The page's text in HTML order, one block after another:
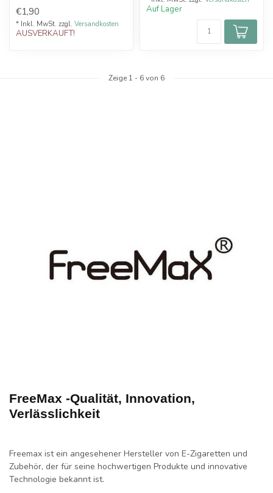
€1,90
* Inkl. MwSt. zzgl. Versandkosten
AUSVERKAUFT!
Auf Lager
Zeige 1 - 6von 6
FreeMax -Qualität, Innovation,
Verlässlichkeit
Freemax ist ein angesehener Hersteller von E-Zigaretten und
Zubehör, der für seine hochwertigen Produkte und innovative
Technologie bekannt ist.